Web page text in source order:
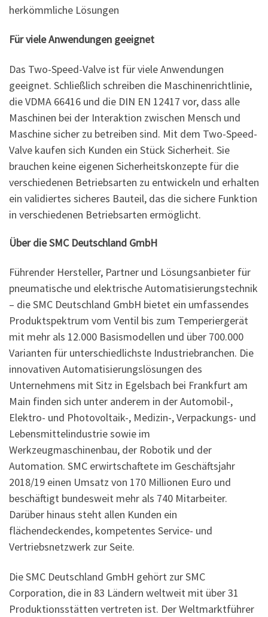
herkömmliche Lösungen
Für viele Anwendungen geeignet
Das Two-Speed-Valve ist für viele Anwendungen
geeignet. Schließlich schreiben die Maschinenrichtlinie,
die VDMA 66416 und die DIN EN 12417 vor, dass alle
Maschinen bei der Interaktion zwischen Mensch und
Maschine sicher zu betreiben sind. Mit dem Two-Speed-
Valve kaufen sich Kunden ein Stück Sicherheit. Sie
brauchen keine eigenen Sicherheitskonzepte für die
verschiedenen Betriebsarten zu entwickeln und erhalten
ein validiertes sicheres Bauteil, das die sichere Funktion
in verschiedenen Betriebsarten ermöglicht.
Über die SMC Deutschland GmbH
Führender Hersteller, Partner und Lösungsanbieter für
pneumatische und elektrische Automatisierungstechnik
– die SMC Deutschland GmbH bietet ein umfassendes
Produktspektrum vom Ventil bis zum Temperiergerät
mit mehr als 12.000 Basismodellen und über 700.000
Varianten für unterschiedlichste Industriebranchen. Die
innovativen Automatisierungslösungen des
Unternehmens mit Sitz in Egelsbach bei Frankfurt am
Main finden sich unter anderem in der Automobil-,
Elektro- und Photovoltaik-, Medizin-, Verpackungs- und
Lebensmittelindustrie sowie im
Werkzeugmaschinenbau, der Robotik und der
Automation. SMC erwirtschaftete im Geschäftsjahr
2018/19 einen Umsatz von 170 Millionen Euro und
beschäftigt bundesweit mehr als 740 Mitarbeiter.
Darüber hinaus steht allen Kunden ein
flächendeckendes, kompetentes Service- und
Vertriebsnetzwerk zur Seite.
Die SMC Deutschland GmbH gehört zur SMC
Corporation, die in 83 Ländern weltweit mit über 31
Produktionsstätten vertreten ist. Der Weltmarktführer